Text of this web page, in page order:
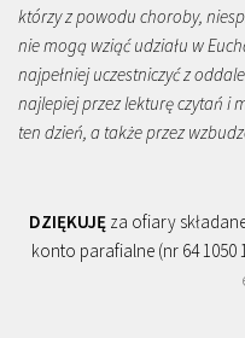
którzy z powodu choroby,
nie mogą wziąć udziału w
najpełniej uczestniczyć z
najlepiej przez lekturę czytań i
ten dzień, a także przez
DZIĘKUJĘ za ofiary
konto parafialne (nr 64 1050